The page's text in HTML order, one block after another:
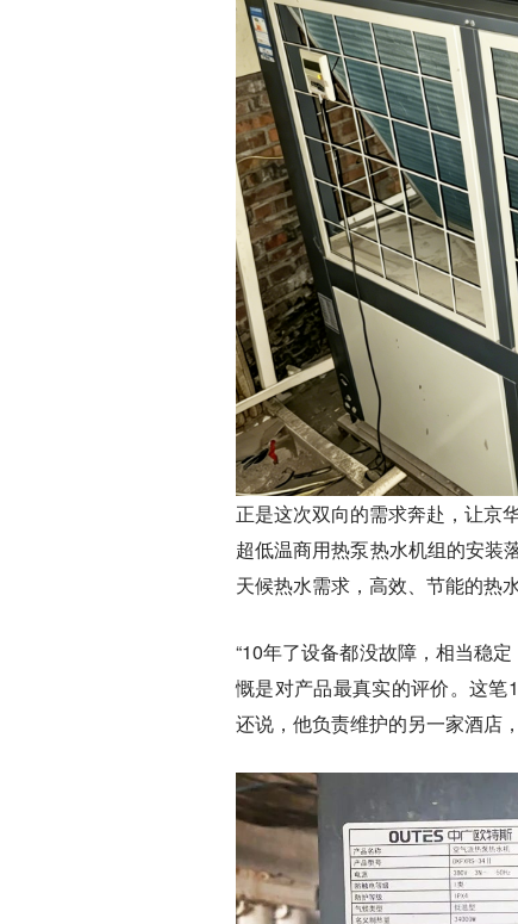
正是这次双向的需求奔赴，让京
超低温商用热泵热水机组的安装
天候热水需求，高效、节能的热
“10年了设备都没故障，相当稳
慨是对产品最真实的评价。这
还说，他负责维护的另一家酒店